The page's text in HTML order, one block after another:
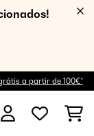
a partir de 100€*